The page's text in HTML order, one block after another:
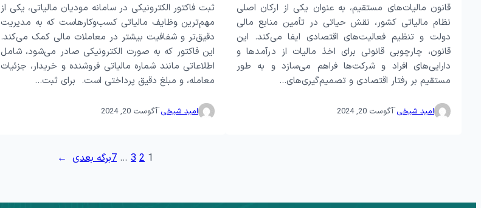
قانون مالیات‌های مستقیم، به عنوان یکی از ارکان اصلی
نظام مالیاتی کشور، نقش حیاتی در تأمین منابع مالی
دولت و تنظیم فعالیت‌های اقتصادی ایفا می‌کند. این
قانون، چارچوبی قانونی برای اخذ مالیات از درآمدها و
دارایی‌های افراد و شرکت‌ها فراهم می‌سازد و به طور
مستقیم بر رفتار اقتصادی و تصمیم‌گیری‌های…
امید شیخی·آگوست 20, 2024
ثبت فاکتور الکترونیکی در سامانه مودیان مالیاتی، یکی از
مهم‌ترین وظایف مالیاتی کسب‌وکارهاست که به مدیریت
دقیق‌تر و شفافیت بیشتر در معاملات مالی کمک می‌کند.
این فاکتور که به صورت الکترونیکی صادر می‌شود، شامل
اطلاعاتی مانند شماره مالیاتی فروشنده و خریدار، جزئیات
معامله، و مبلغ دقیق پرداختی است. برای ثبت…
امید شیخی·آگوست 20, 2024
1
2
3
…
7برگه بعدی →